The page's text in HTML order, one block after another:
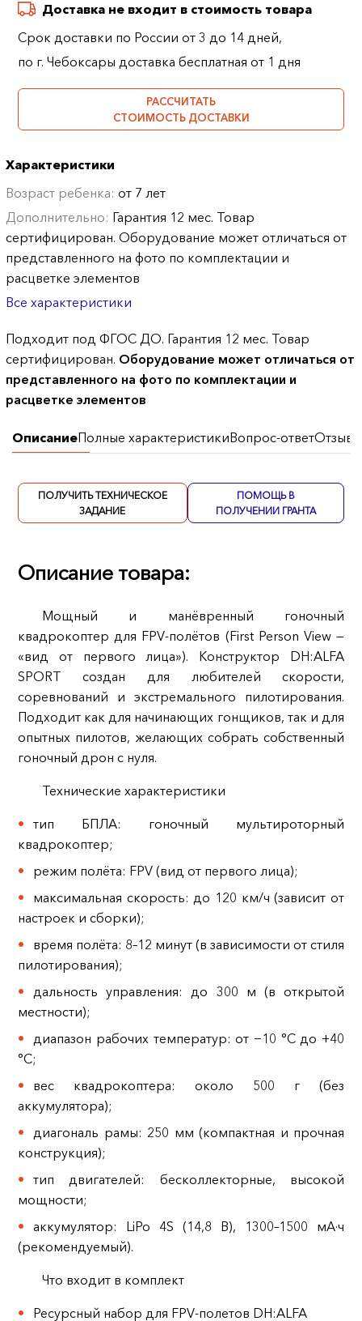
Доставка не входит в стоимость товара
Срок доставки по России от 3 до 14 дней,
по г. Чебоксары доставка бесплатная от 1 дня
РАССЧИТАТЬ
СТОИМОСТЬ ДОСТАВКИ
Характеристики
Возраст ребенка:от 7 лет
Дополнительно: Гарантия 12 мес. Товар
сертифицирован. Оборудование может отличаться от
представленного на фото по комплектации и
расцветке элементов
Все характеристики
Подходит под ФГОС ДО. Гарантия 12 мес. Товар
сертифицирован. Оборудование может отличаться от
представленного на фото по комплектации и
расцветке элементов
ОписаниеПолные характеристикиВопрос-ответОтзывы
ПОЛУЧИТЬ ТЕХНИЧЕСКОЕ
ЗАДАНИЕ
ПОМОЩЬ В
ПОЛУЧЕНИИ ГРАНТА
Описание товара:
Мощный и манёвренный гоночный
квадрокоптер для FPV‑полётов (First Person View —
«вид от первого лица»). Конструктор DH:ALFA
SPORT создан для любителей скорости,
соревнований и экстремального пилотирования.
Подходит как для начинающих гонщиков, так и для
опытных пилотов, желающих собрать собственный
гоночный дрон с нуля.
Технические характеристики
тип БПЛА: гоночный мультироторный
квадрокоптер;
режим полёта: FPV (вид от первого лица);
максимальная скорость: до 120 км/ч (зависит от
настроек и сборки);
время полёта: 8–12 минут (в зависимости от стиля
пилотирования);
дальность управления: до 300 м (в открытой
местности);
диапазон рабочих температур: от −10 °C до +40
°C;
вес квадрокоптера: около 500 г (без
аккумулятора);
диагональ рамы: 250 мм (компактная и прочная
конструкция);
тип двигателей: бесколлекторные, высокой
мощности;
аккумулятор: LiPo 4S (14,8 В), 1300–1500 мА·ч
(рекомендуемый).
Что входит в комплект
Ресурсный набор для FPV-полетов DH:ALFA